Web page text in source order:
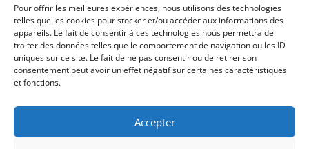
Pour offrir les meilleures expériences, nous utilisons des technologies
telles que les cookies pour stocker et/ou accéder aux informations des
appareils. Le fait de consentir à ces technologies nous permettra de
traiter des données telles que le comportement de navigation ou les ID
uniques sur ce site. Le fait de ne pas consentir ou de retirer son
consentement peut avoir un effet négatif sur certaines caractéristiques
et fonctions.
Accepter